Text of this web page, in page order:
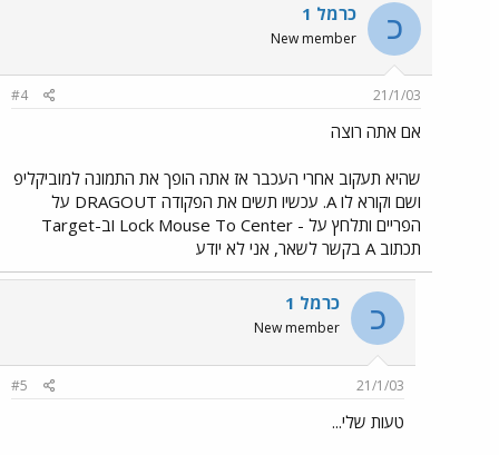
כ כרמל 1
New member
21/1/03
#4
אם אתה רוצה
שהיא תעקוב אחרי העכבר אז אתה הופך את התמונה למוביקליפ
ושם וקורא לו A. עכשיו תשים את הפקודה DRAGOUT על
הפריים ותלחץ על - Lock Mouse To Center וב-Target
תכתוב A בקשר לשאר, אני לא יודע
כ כרמל 1
New member
21/1/03
#5
טעות שלי...